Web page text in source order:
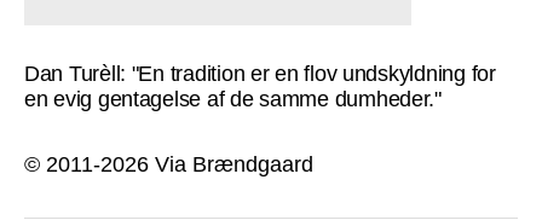
Dan Turèll: "En tradition er en flov undskyldning for
en evig gentagelse af de samme dumheder."
© 2011-2026 Via Brændgaard